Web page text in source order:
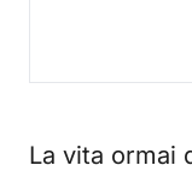
La vita ormai